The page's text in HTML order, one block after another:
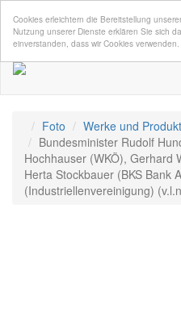
Cookies erleichtern die Bereitstellung
Nutzung unserer Dienste erklären Sie sich
einverstanden, dass wir Cookies verwenden.
Foto Werke und
Bundesminister Rudolf
Hochhauser (WKÖ), Gerhard
Herta Stockbauer (BKS Bank
(Industriellenvereinigung)